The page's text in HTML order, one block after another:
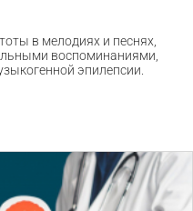
в мелодиях и песнях,
воспоминаниями,
эпилепсии.